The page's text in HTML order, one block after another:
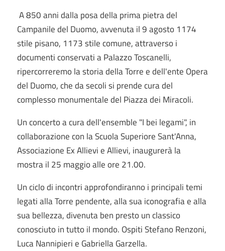
A 850 anni dalla posa della prima pietra del
Campanile del Duomo, avvenuta il 9 agosto 1174
stile pisano, 1173 stile comune, attraverso i
documenti conservati a Palazzo Toscanelli,
ripercorreremo la storia della Torre e dell'ente Opera
del Duomo, che da secoli si prende cura del
complesso monumentale del Piazza dei Miracoli.
Un concerto a cura dell'ensemble "I bei legami", in
collaborazione con la Scuola Superiore Sant'Anna,
Associazione Ex Allievi e Allievi, inaugurerà la
mostra il 25 maggio alle ore 21.00.
Un ciclo di incontri approfondiranno i principali temi
legati alla Torre pendente, alla sua iconografia e alla
sua bellezza, divenuta ben presto un classico
conosciuto in tutto il mondo. Ospiti Stefano Renzoni,
Luca Nannipieri e Gabriella Garzella.